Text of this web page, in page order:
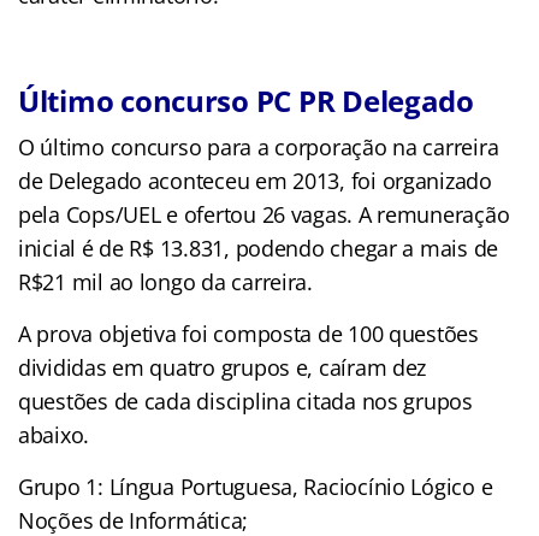
Último concurso PC PR Delegado
O último concurso para a corporação na carreira
de Delegado aconteceu em 2013, foi organizado
pela Cops/UEL e ofertou 26 vagas. A remuneração
inicial é de R$ 13.831, podendo chegar a mais de
R$21 mil ao longo da carreira.
A prova objetiva foi composta de 100 questões
divididas em quatro grupos e, caíram dez
questões de cada disciplina citada nos grupos
abaixo.
Grupo 1: Língua Portuguesa, Raciocínio Lógico e
Noções de Informática;